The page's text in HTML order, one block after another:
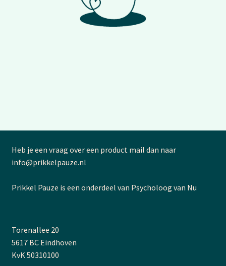
Heb je een vraag over een product mail dan naar
info@prikkelpauze.nl
Prikkel Pauze is een onderdeel van Psycholoog van Nu
Torenallee 20
5617 BC Eindhoven
KvK 50310100